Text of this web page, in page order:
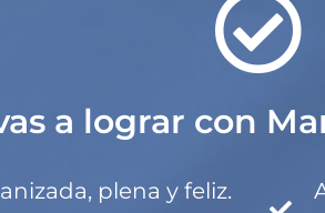
a lograr con
plena y feliz.